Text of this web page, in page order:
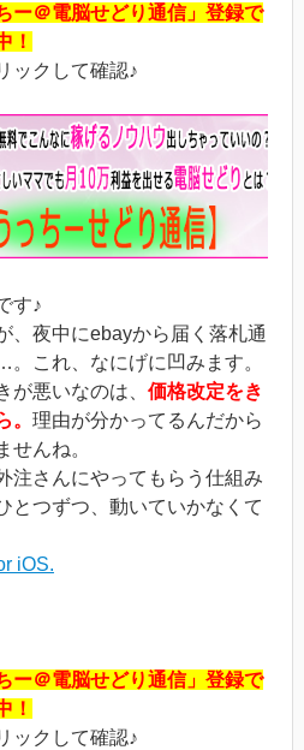
ー＠電脳せどり通信」登録で
！
ックして確認♪
す♪
、夜中にebayから届く落札通
これ、なにげに凹みます。
が悪いなのは、 価格改定をき
。 理由が分かってるんだから
せんね。
注さんにやってもらう仕組み
とつずつ、動いていかなくて
iOS.
ー＠電脳せどり通信」登録で
！
ックして確認♪